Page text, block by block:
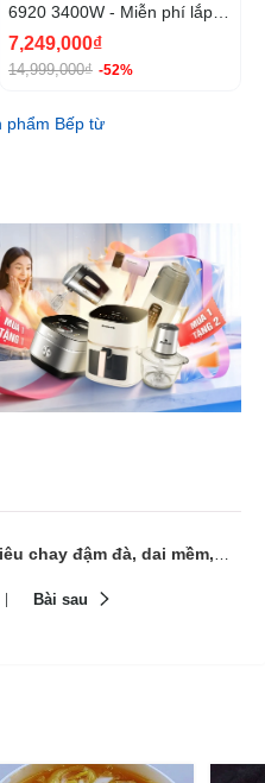
6920 3400W - Miễn phí lắp
đặt, cắt đá
7,249,000₫
14,999,000₫ -52%
phẩm Bếp từ
đậm đà, dai mềm, thấm vị cơm nhà
Bài sau